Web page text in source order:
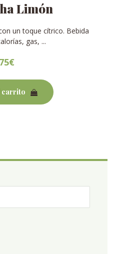
Limón
un toque cítrico. Bebida
gas, ...
€
carrito